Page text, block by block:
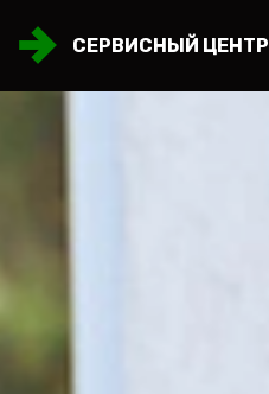
СЕРВИСНЫЙ ЦЕНТР